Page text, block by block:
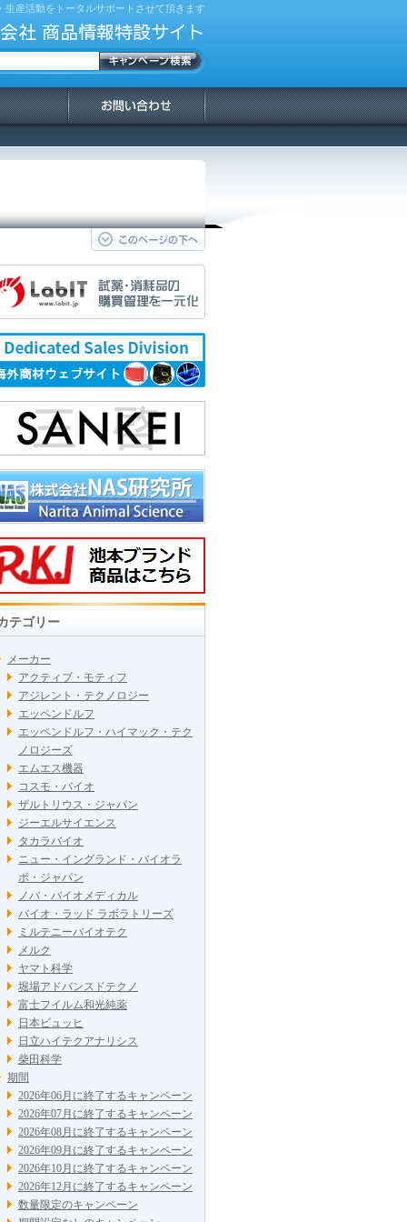
産活動をトータルサポートさせて頂きます
社 商品情報特設サイト
テゴリー
メーカー
アクティブ・モティフ
アジレント・テクノロジー
エッペンドルフ
エッペンドルフ・ハイマック・テク
ノロジーズ
エムエス機器
コスモ・バイオ
ザルトリウス・ジャパン
ジーエルサイエンス
タカラバイオ
ニュー・イングランド・バイオラ
ボ・ジャパン
ノバ・バイオメディカル
バイオ・ラッド ラボラトリーズ
ミルテニーバイオテク
メルク
ヤマト科学
堀場アドバンスドテクノ
富士フイルム和光純薬
日本ビュッヒ
日立ハイテクアナリシス
柴田科学
期間
2026年06月に終了するキャンペーン
2026年07月に終了するキャンペーン
2026年08月に終了するキャンペーン
2026年09月に終了するキャンペーン
2026年10月に終了するキャンペーン
2026年12月に終了するキャンペーン
数量限定のキャンペーン